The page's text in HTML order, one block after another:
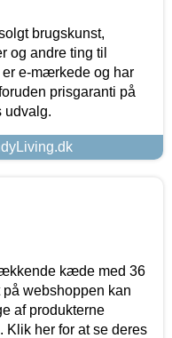
brugskunst,
og andre ting til
er e-mærkede og har
prisgaranti på
udvalg.
kæde med 36
på webshoppen kan
af produkterne
Klik her for at se deres